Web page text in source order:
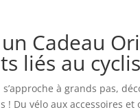
Cadeau
liés au
s’approche à grands pas,
! Du vélo aux accessoires